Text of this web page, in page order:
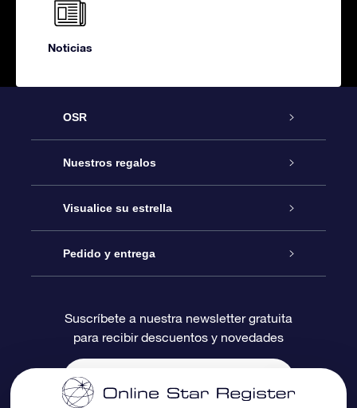
Noticias
OSR
Atención
Contáctanos
Blog
Reseñas
Nuestros regalos
Regalo Estrella Online
Paquete de Regalo OSR
Tarjeta de Regalo OSR
Regalos empresariales
Visualice su estrella
Registro estelar
Página de Estrella Personalizada
Un Millón de Estrellas
Pedido y entrega
Información de Pago
Información de Envío
Suscríbete a nuestra newsletter gratuita
para recibir descuentos y novedades